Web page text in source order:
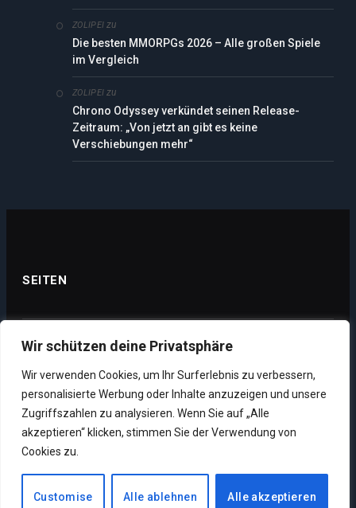
Wir schützen deine Privatsphäre
Wir verwenden Cookies, um Ihr Surferlebnis zu verbessern,
personalisierte Werbung oder Inhalte anzuzeigen und unsere
Zugriffszahlen zu analysieren. Wenn Sie auf „Alle
akzeptieren“ klicken, stimmen Sie der Verwendung von
Cookies zu.
Customise Alle ablehnen Alle akzeptieren
ZOLIPEI zu
Die besten MMORPGs 2026 – Alle großen Spiele
im Vergleich
ZOLIPEI zu
Chrono Odyssey verkündet seinen Release-
Zeitraum: „Von jetzt an gibt es keine
Verschiebungen mehr“
SEITEN
Datenschutz
Impressum
Über uns
Unsere Supporter